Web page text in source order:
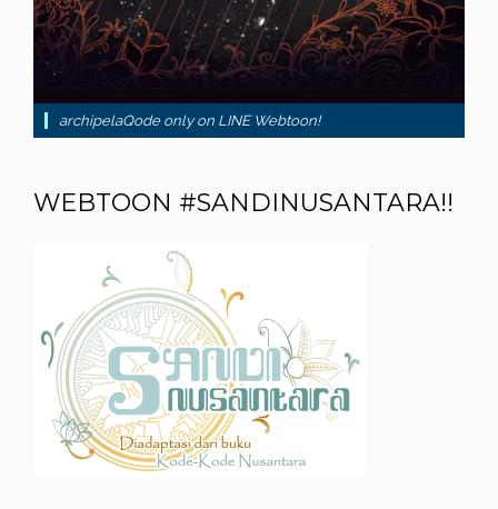
archipelaQode only on LINE Webtoon!
WEBTOON #SANDINUSANTARA!!